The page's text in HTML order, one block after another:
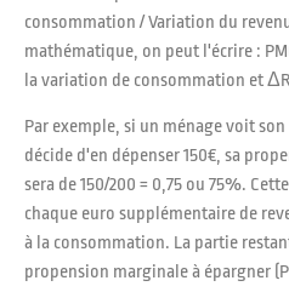
consommation / Variation du
mathématique, on peut l'écrire :
la variation de consommation et
Par exemple, si un ménage voit
décide d'en dépenser 150€, sa
sera de 150/200 = 0,75 ou 75%.
chaque euro supplémentaire de
à la consommation. La partie
propension marginale à épargner